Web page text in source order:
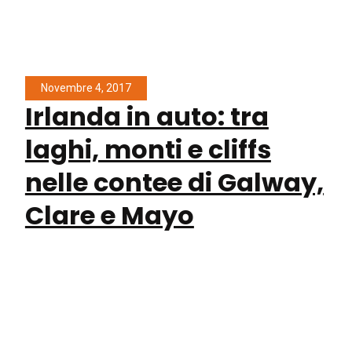
Novembre 4, 2017
Irlanda in auto: tra
laghi, monti e cliffs
nelle contee di Galway,
Clare e Mayo